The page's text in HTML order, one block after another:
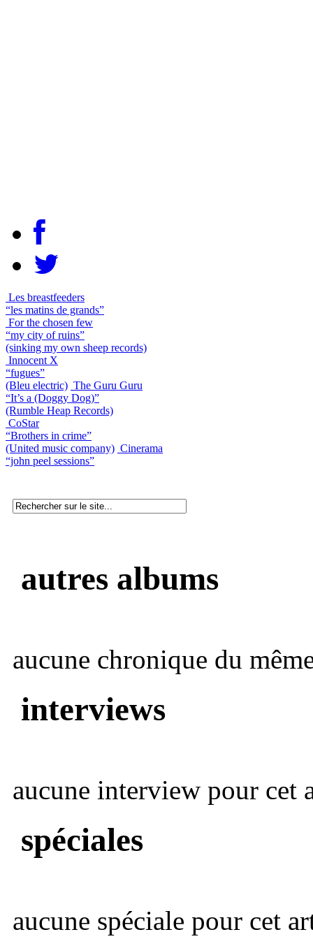
Les breastfeeders
“les matins de grands”
For the chosen few
“my city of ruins”
(sinking my own sheep records)
Innocent X
“fugues”
(Bleu electric) The Guru Guru
“It’s a (Doggy Dog)”
(Rumble Heap Records)
CoStar
“Brothers in crime”
(United music company) Cinerama
“john peel sessions”
autres albums
aucune chronique du
interviews
aucune interview pour cet
spéciales
aucune spéciale pour cet